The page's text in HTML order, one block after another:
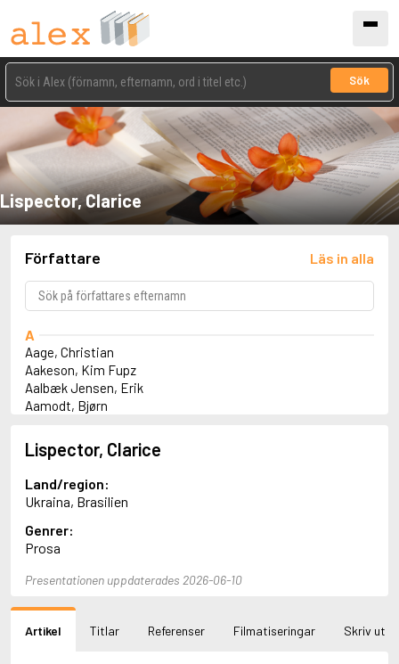
Sök
Lispector, Clarice
Författare Läs in alla
A
Aage, Christian
Aakeson, Kim Fupz
Aalbæk Jensen, Erik
Aamodt, Bjørn
Abbey, Kieran
Abbot, Anthony
Abbott, John
Abbott, Megan
Abdel-Fattah, Randa
Abdolah, Kader
Abé, Kobo
Abele, Inga
Aboulela, Leila
Lispector, Clarice
Land/region:
Ukraina, Brasilien
Genrer:
Prosa
Presentationen uppdaterades 2026-06-10
Artikel Titlar Referenser Filmatiseringar Skriv ut